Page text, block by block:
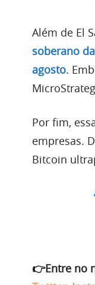
Além de El
soberano
agosto.
Por fim,
empresas.
Bitcoin
👉Entre no